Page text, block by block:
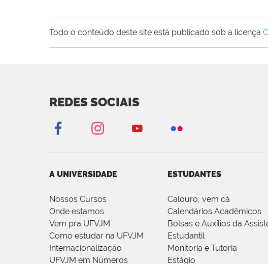
Todo o conteúdo deste site está publicado sob a licença
REDES SOCIAIS
A UNIVERSIDADE
Nossos Cursos
Onde estamos
Vem pra UFVJM
Como estudar na UFVJM
Internacionalização
UFVJM em Números
ESTUDANTES
Calouro, vem cá
Calendários Acadêmicos
Bolsas e Auxílios da
Estudantil
Monitoria e Tutoria
Estágio